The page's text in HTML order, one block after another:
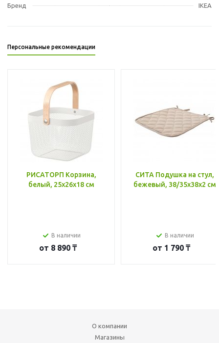
Бренд IKEA
Персональные рекомендации
РИСАТОРП Корзина,
белый, 25x26x18 см
В наличии
от 8 890 ₸
СИТА Подушка на стул,
бежевый, 38/35x38x2 см
В наличии
от 1 790 ₸
О компании
Магазины